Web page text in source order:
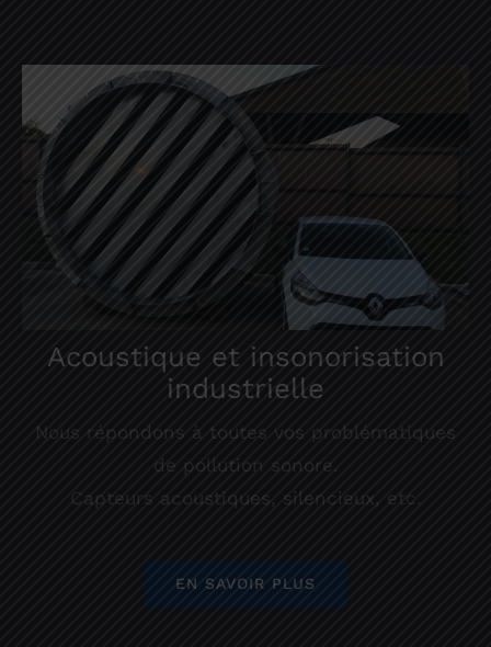
Acoustique et insonorisation
industrielle
Nous répondons à toutes vos problématiques
de pollution sonore.
Capteurs acoustiques, silencieux, etc.
EN SAVOIR PLUS